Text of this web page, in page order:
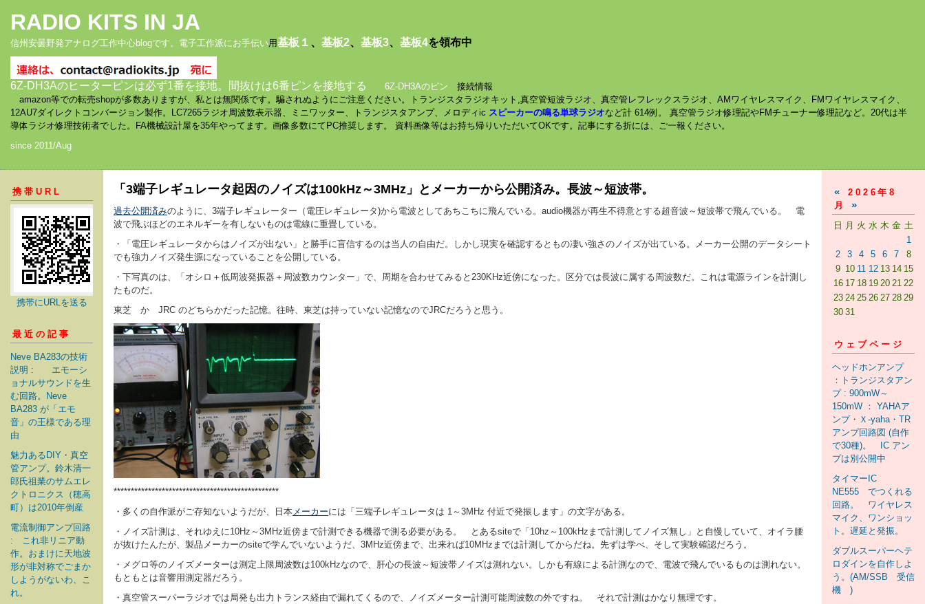
RADIO KITS IN JA
信州安曇野発アナログ工作中心blogです。電子工作派にお手伝い用基板１ 、 基板2、 基板3、 基板4を領布中
6Z-DH3Aのヒーターピンは必ず1番を接地。間抜けは6番ピンを接地する 6Z-DH3Aのピン 接続情報
amazon等での転売shopが多数ありますが、私とは無関係です。騙されぬようにご注意ください。トランジスタラジオキット,真空管短波ラジオ、真空管レフレックスラジオ、AMワイヤレスマイク、FMワイヤレスマイク、
12AU7ダイレクトコンバージョン製作。LC7265ラジオ周波数表示器、ミニワッター、トランジスタアンプ、メロディic スピーカーの鳴る単球ラジオなど計 614例。 真空管ラジオ修理記やFMチューナー修理記など。20代は半
導体ラジオ修理技術者でした。FA機械設計屋を35年やってます。画像多数にてPC推奨します。 資料画像等はお持ち帰りいただいてOKです。記事にする折には、ご一報ください。
since 2011/Aug
携帯URL
携帯にURLを送る
最近の記事
Neve BA283の技術
説明 : エモーシ
ョナルサウンドを生
む回路。Neve
BA283 が「エモ
音」の王様である理
由
魅力あるDIY・真空
管アンプ。鈴木清一
郎氏祖業のサムエレ
クトロニクス（穂高
町）は2010年倒産
電流制御アンプ回路
: これ非リニア動
作。おまけに天地波
形が非対称でごまか
しようがないわ、こ
れ。
「3端子レギュレータ起因のノイズは100kHz～3MHz」とメーカーから公開済み。長波～短波帯。
過去公開済みのように、3端子レギュレーター（電圧レギュレータ)から電波としてあちこちに飛んでいる。audio機器が再生不得意とする超音波～短波帯で飛んでいる。 電
波で飛ぶほどのエネルギーを有しないものは電線に重畳している。
・「電圧レギュレータからはノイズが出ない」と勝手に盲信するのは当人の自由だ。しかし現実を確認するともの凄い強さのノイズが出ている。メーカー公開のデータシート
でも強力ノイズ発生源になっていることを公開している。
・下写真のは、「オシロ＋低周波発振器＋周波数カウンター」で、周期を合わせてみると230KHz近傍になった。区分では長波に属する周波数だ。これは電源ラインを計測し
たものだ。
東芝 か JRC のどちらかだった記憶。往時、東芝は持っていない記憶なのでJRCだろうと思う。
************************************************
・多くの自作派がご存知ないようだが、日本メーカーには 「三端子レギュレータは 1～3MHz 付近で発振します」の文字がある。
・ノイズ計測は、それゆえに10Hz～3MHz近傍まで計測できる機器で測る必要がある。 とあるsiteで「10hz～100kHzまで計測してノイズ無し」と自慢していて、オイラ腰
が抜けたんたが、製品メーカーのsiteで学んでいないようだ、3MHz近傍まで、出来れば10MHzまでは計測してからだね。先ずは学べ、そして実験確認だろう。
・メグロ等のノイズメーターは測定上限周波数は100kHzなので、肝心の長波～短波帯ノイズは測れない。しかも有線による計測なので、電波で飛んでいるものは測れない。
もともとは音響用測定器だろう。
・真空管スーパーラジオでは局発も出力トランス経由で漏れてくるので、ノイズメーター計測可能周波数の外ですね。 それで計測はかなり無理です。
« 2026年8
月
»
日 月 火 水 木 金 土
1
2
3 4 5 6 7
8
9 10 11 12 13 14 15
16 17 18 19 20 21 22
23 24 25 26 27 28 29
30 31
ウェブページ
ヘッドホンアンプ
：トランジスタアン
プ : 900mW～
150mW ： YAHAア
ンプ・Ｘ-yaha・TR
アンプ回路図 (自作
で30種)。 IC アン
プは別公開中
タイマーIC
NE555 でつくれる
回路。 ワイヤレス
マイク、ワンショッ
ト。遅延と発振。
ダブルスーパーヘテ
ロダインを自作しよ
う。(AM/SSB 受信
機 )